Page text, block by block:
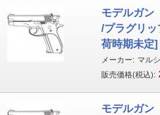
モデルガン
/プラグリ
荷時期未定]
メーカー: マル
販売価格(税込):
モデルガン